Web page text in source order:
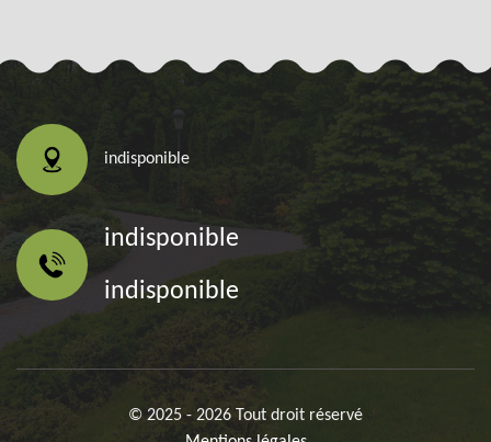
indisponible
indisponible
indisponible
© 2025 - 2026 Tout droit réservé